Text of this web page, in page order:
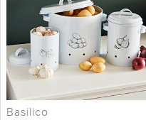
Basilico